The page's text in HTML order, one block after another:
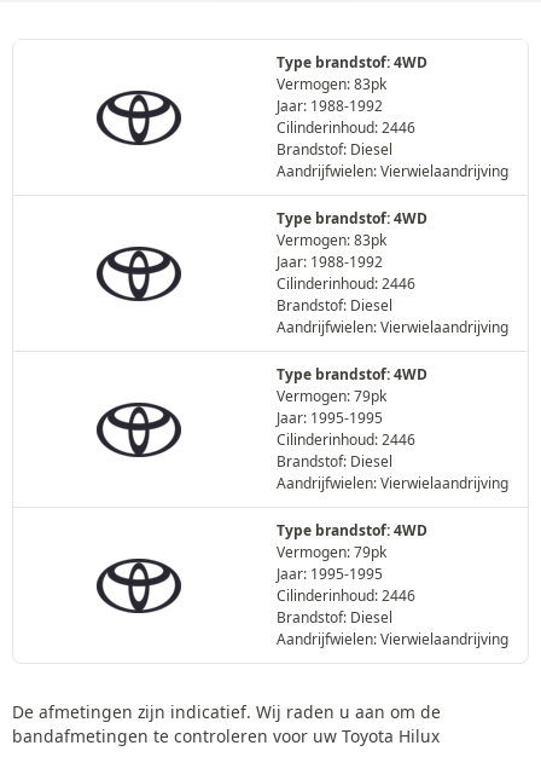
Type brandstof: 4WD
Vermogen: 83pk
Jaar: 1988-1992
Cilinderinhoud: 2446
Brandstof: Diesel
Aandrijfwielen: Vierwielaandrijving
Type brandstof: 4WD
Vermogen: 83pk
Jaar: 1988-1992
Cilinderinhoud: 2446
Brandstof: Diesel
Aandrijfwielen: Vierwielaandrijving
Type brandstof: 4WD
Vermogen: 79pk
Jaar: 1995-1995
Cilinderinhoud: 2446
Brandstof: Diesel
Aandrijfwielen: Vierwielaandrijving
Type brandstof: 4WD
Vermogen: 79pk
Jaar: 1995-1995
Cilinderinhoud: 2446
Brandstof: Diesel
Aandrijfwielen: Vierwielaandrijving
De afmetingen zijn indicatief. Wij raden u aan om de
bandafmetingen te controleren voor uw Toyota Hilux